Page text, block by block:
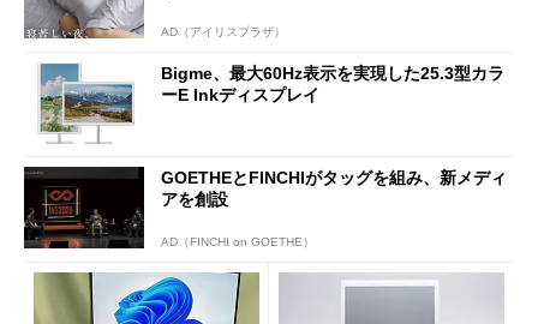
AD（アイリスプラザ）
Bigme、最大60Hz表示を実現した25.3型カラ
ーE Inkディスプレイ
GOETHEとFINCHIがタッグを組み、新メディ
アを創設
AD（FINCHI on GOETHE）